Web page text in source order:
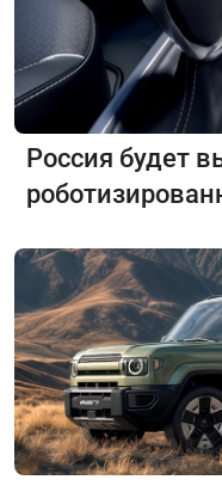
Россия будет